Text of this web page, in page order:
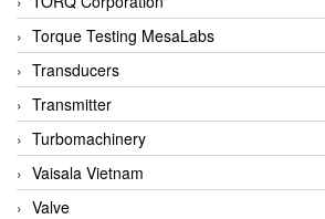
Conch
Conductix/ WAMPFLER
Contrec
Contrinex
Control Solution Minesota
Copeland
Torque Testing MesaLabs
Transducers
Transmitter
Turbomachinery
Vaisala Vietnam
Valve